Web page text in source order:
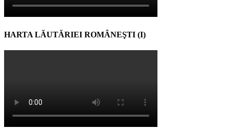
HARTA LĂUTĂRIEI ROMÂNEŞTI (I)